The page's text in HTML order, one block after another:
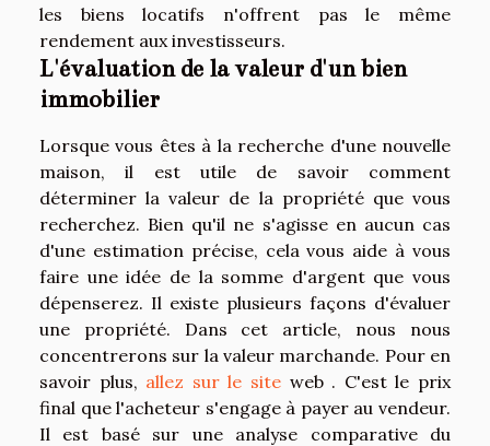
les biens locatifs n'offrent pas le même
rendement aux investisseurs.
L'évaluation de la valeur d'un bien
immobilier
Lorsque vous êtes à la recherche d'une nouvelle
maison, il est utile de savoir comment
déterminer la valeur de la propriété que vous
recherchez. Bien qu'il ne s'agisse en aucun cas
d'une estimation précise, cela vous aide à vous
faire une idée de la somme d'argent que vous
dépenserez. Il existe plusieurs façons d'évaluer
une propriété. Dans cet article, nous nous
concentrerons sur la valeur marchande. Pour en
savoir plus, allez sur le site web . C'est le prix
final que l'acheteur s'engage à payer au vendeur.
Il est basé sur une analyse comparative du